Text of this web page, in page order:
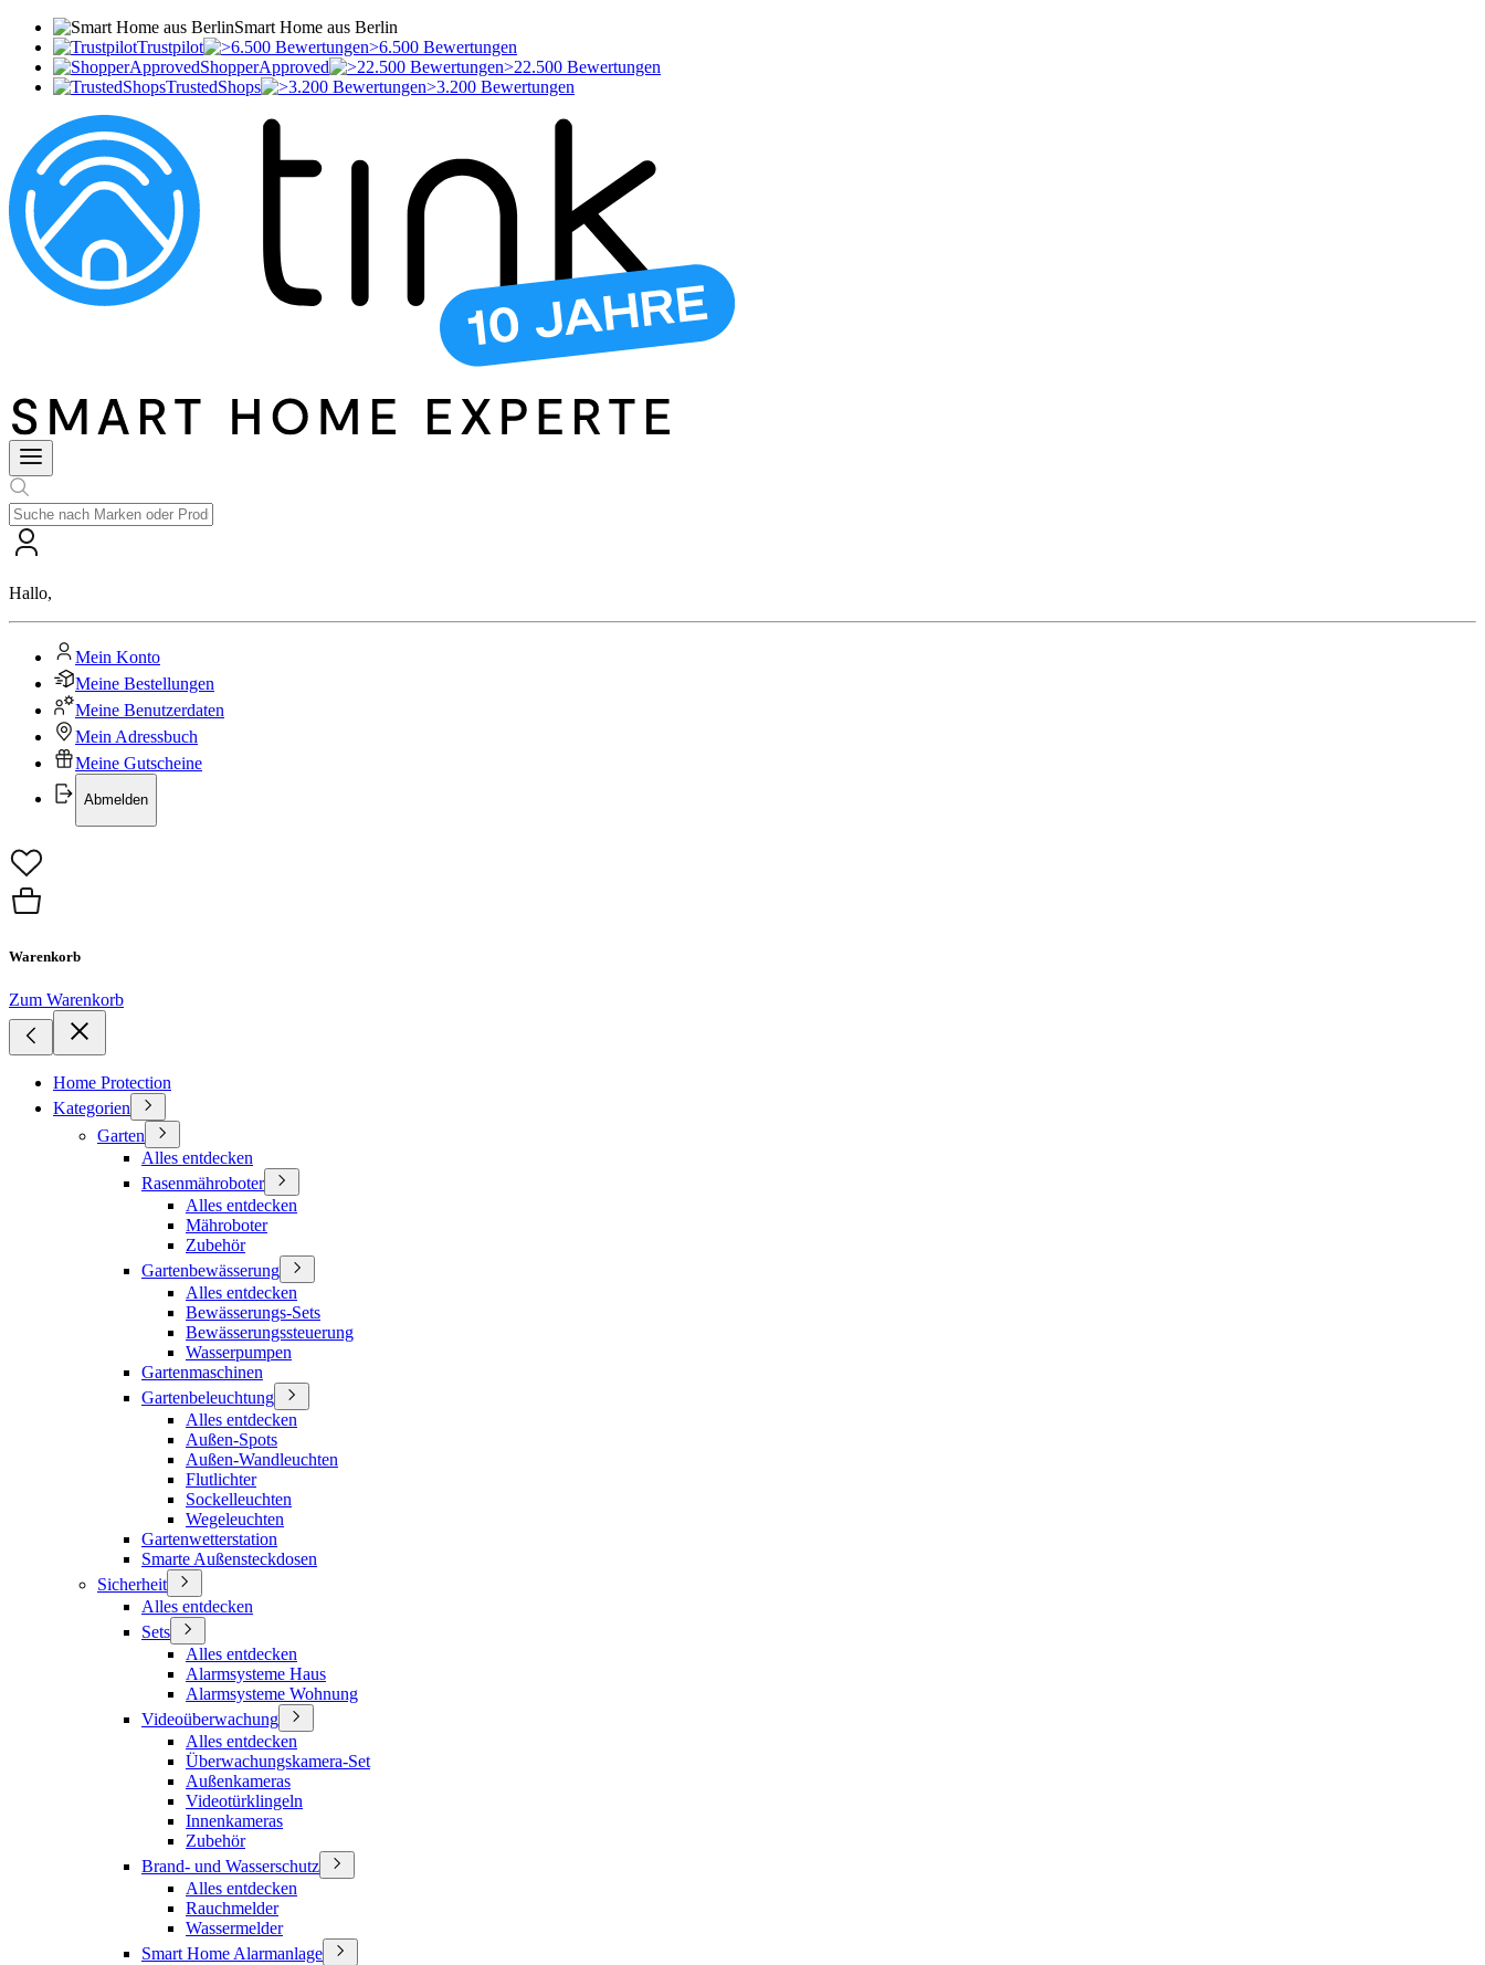
Smart Home aus Berlin
Trustpilot
>6.500 Bewertungen
ShopperApproved
>22.500 Bewertungen
TrustedShops
>3.200 Bewertungen
Hallo,
Mein Konto
Meine Bestellungen
Meine Benutzerdaten
Mein Adressbuch
Meine Gutscheine
Abmelden
Warenkorb
Zum Warenkorb
Home Protection
Kategorien
Garten
Alles entdecken
Rasenmähroboter
Alles entdecken
Mähroboter
Zubehör
Gartenbewässerung
Alles entdecken
Bewässerungs-Sets
Bewässerungssteuerung
Wasserpumpen
Gartenmaschinen
Gartenbeleuchtung
Alles entdecken
Außen-Spots
Außen-Wandleuchten
Flutlichter
Sockelleuchten
Wegeleuchten
Gartenwetterstation
Smarte Außensteckdosen
Sicherheit
Alles entdecken
Sets
Alles entdecken
Alarmsysteme Haus
Alarmsysteme Wohnung
Videoüberwachung
Alles entdecken
Überwachungskamera-Set
Außenkameras
Videotürklingeln
Innenkameras
Zubehör
Brand- und Wasserschutz
Alles entdecken
Rauchmelder
Wassermelder
Smart Home Alarmanlage